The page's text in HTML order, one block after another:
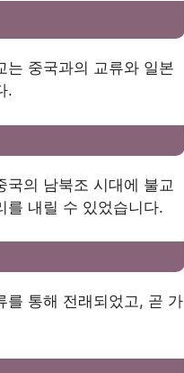
는 중국과의 교류와 일본
.
국의 남북조 시대에 불교
를 내릴 수 있었습니다.
를 통해 전래되었고, 곧 가